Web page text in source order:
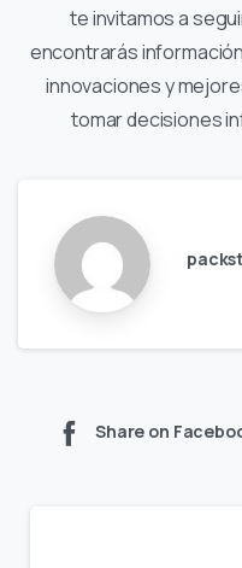
te invitamos a
encontrarás
innovaciones y
tomar decisiones
Share on